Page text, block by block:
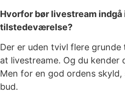
Hvorfor bør livestream indgå
tilstedeværelse?
Der er uden tvivl flere
at livestreame. Og du kender
Men for en god ordens skyld,
bud.